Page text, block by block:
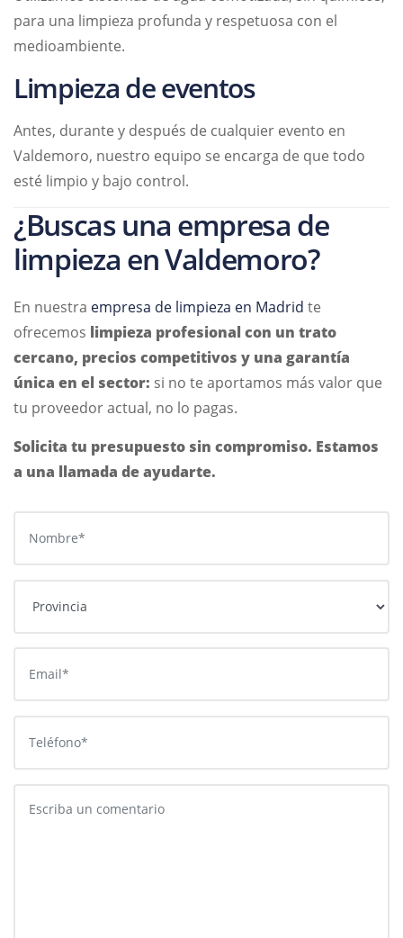
para una limpieza profunda y respetuosa con el
medioambiente.
Limpieza de eventos
Antes, durante y después de cualquier evento en
Valdemoro, nuestro equipo se encarga de que todo
esté limpio y bajo control.
¿Buscas una empresa de
limpieza en Valdemoro?
En nuestra empresa de limpieza en Madrid te
ofrecemos limpieza profesional con un trato
cercano, precios competitivos y una garantía
única en el sector: si no te aportamos más valor que
tu proveedor actual, no lo pagas.
Solicita tu presupuesto sin compromiso. Estamos
a una llamada de ayudarte.